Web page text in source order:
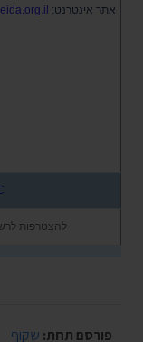
אתר אינטרנט:
להצטרפות
פורסם תחת: שקוף